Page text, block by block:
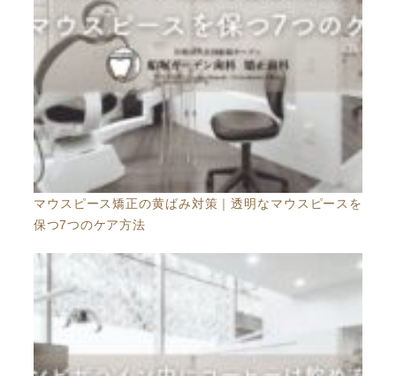
マウスピース矯正の黄ばみ対策｜透明なマウスピースを
保つ7つのケア方法